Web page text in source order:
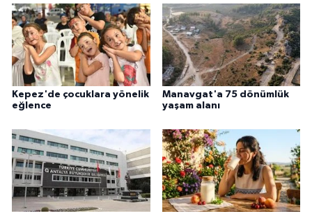
Kepez'de çocuklara yönelik
eğlence
Manavgat'a 75 dönümlük
yaşam alanı